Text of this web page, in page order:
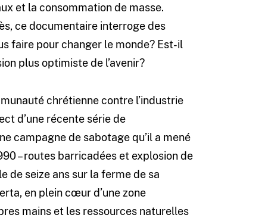
et la consommation de masse.
ce documentaire interroge des
faire pour changer le monde? Est-il
plus optimiste de l’avenir?
chrétienne contre l’industrie
d’une récente série de
campagne de sabotage qu’il a mené
– routes barricadées et explosion de
de seize ans sur la ferme de sa
en plein cœur d’une zone
mains et les ressources naturelles